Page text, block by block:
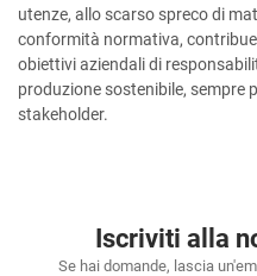
utenze, allo scarso spreco di
conformità normativa,
obiettivi aziendali di
produzione sostenibile, sempre
stakeholder.
Iscriviti alla
Se hai domande, lascia